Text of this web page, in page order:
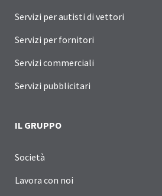
Servizi per autisti di vettori
Servizi per fornitori
Servizi commerciali
Servizi pubblicitari
IL GRUPPO
Società
Lavora con noi